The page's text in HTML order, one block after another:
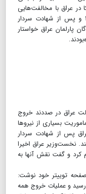
عراق با مخالفت‌هایی
روبه‌روست. در یک رأی‌گیری در ژانویه ۲۰۲۰ و پس از شهادت سردار
پارلمان عراق خواستار
عراق در صددند خروج
بسیاری از نیروها
پس از شهادت سردار
نخست‌وزیر عراق اخیرا
کرد و گفت نقش آنها به
توییتر خود نوشت:
رسید و عملیات خروج همه